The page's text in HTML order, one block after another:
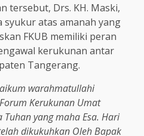
tersebut, Drs. KH. Maski,
syukur atas amanah yang
FKUB memiliki peran
kerukunan antar
Tangerang.
warahmatullahi
Kerukunan Umat
yang maha Esa. Hari
dikukuhkan Oleh Bapak